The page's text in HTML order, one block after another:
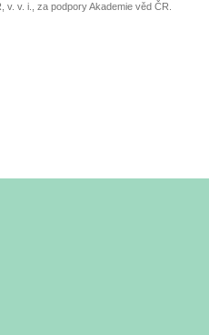
v. i., za podpory Akademie věd ČR.